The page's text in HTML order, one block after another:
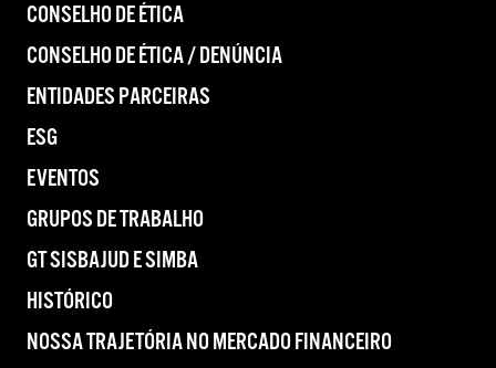
CONSELHO DE ÉTICA
CONSELHO DE ÉTICA / DENÚNCIA
ENTIDADES PARCEIRAS
ESG
EVENTOS
GRUPOS DE TRABALHO
GT SISBAJUD E SIMBA
HISTÓRICO
NOSSA TRAJETÓRIA NO MERCADO FINANCEIRO